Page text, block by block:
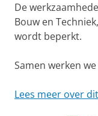
De
Bouw en
wordt beperkt.
Samen werken
Lees meer over